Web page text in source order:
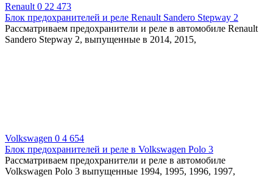
Renault 0 22 473
Блок предохранителей и реле Renault Sandero Stepway 2
Рассматриваем предохранители и реле в автомобиле Renault
Sandero Stepway 2, выпущенные в 2014, 2015,
Volkswagen 0 4 654
Блок предохранителей и реле в Volkswagen Polo 3
Рассматриваем предохранители и реле в автомобиле
Volkswagen Polo 3 выпущенные 1994, 1995, 1996, 1997,